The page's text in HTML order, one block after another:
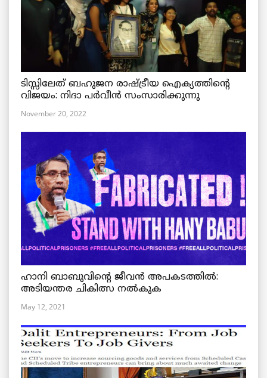
ടിസ്സിലേത് ബഹുജന രാഷ്ട്രീയ ഐക്യത്തിന്റെ
വിജയം: നിദാ പർവീൻ സംസാരിക്കുന്നു
November 20, 2022
ഹാനി ബാബുവിന്റെ ജീവൻ അപകടത്തിൽ:
അടിയന്തര ചികിത്സ നൽകുക
May 12, 2021